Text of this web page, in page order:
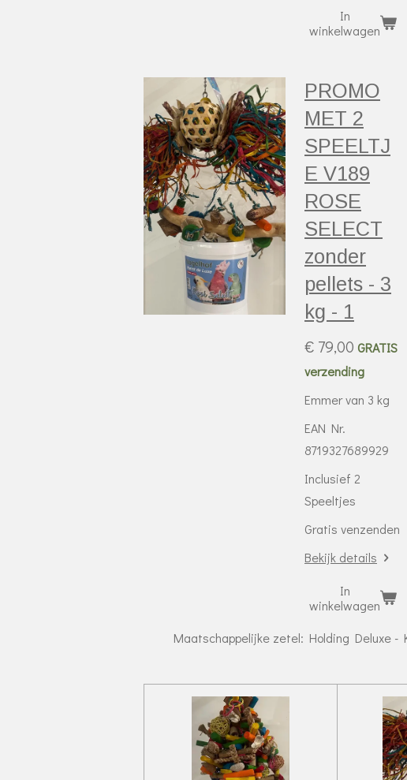
In
winkelwagen
PROMO
MET 2
SPEELTJ
E V189
ROSE
SELECT
zonder
pellets - 3
kg - 1
€ 79,00 GRATIS
verzending
Emmer van 3 kg
EAN Nr.
8719327689929
Inclusief 2
Speeltjes
Gratis venzenden
Bekijk details
In
winkelwagen
Maatschappelijke zetel: Holding Deluxe -